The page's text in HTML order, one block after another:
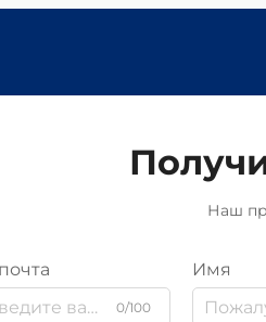
Наш
0/100
Имя